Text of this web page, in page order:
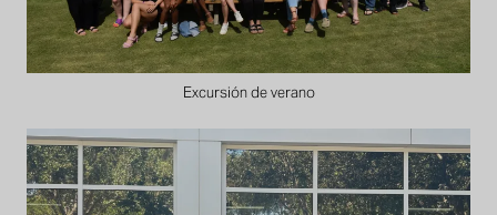
Excursión de verano